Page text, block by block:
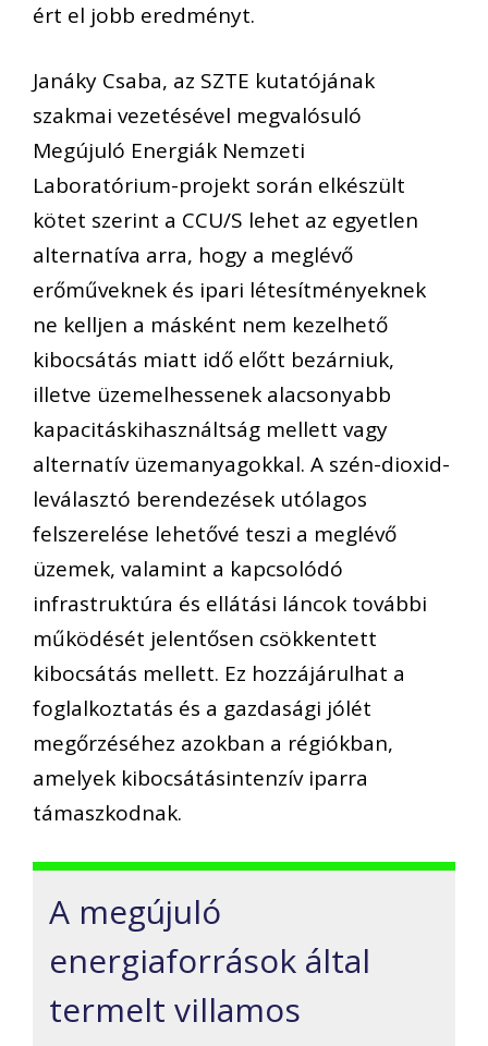
ért el jobb eredményt.
Janáky Csaba, az SZTE kutatójának
szakmai vezetésével megvalósuló
Megújuló Energiák Nemzeti
Laboratórium-projekt során elkészült
kötet szerint a CCU/S lehet az egyetlen
alternatíva arra, hogy a meglévő
erőműveknek és ipari létesítményeknek
ne kelljen a másként nem kezelhető
kibocsátás miatt idő előtt bezárniuk,
illetve üzemelhessenek alacsonyabb
kapacitáskihasználtság mellett vagy
alternatív üzemanyagokkal. A szén-dioxid-
leválasztó berendezések utólagos
felszerelése lehetővé teszi a meglévő
üzemek, valamint a kapcsolódó
infrastruktúra és ellátási láncok további
működését jelentősen csökkentett
kibocsátás mellett. Ez hozzájárulhat a
foglalkoztatás és a gazdasági jólét
megőrzéséhez azokban a régiókban,
amelyek kibocsátásintenzív iparra
támaszkodnak.
A megújuló
energiaforrások által
termelt villamos